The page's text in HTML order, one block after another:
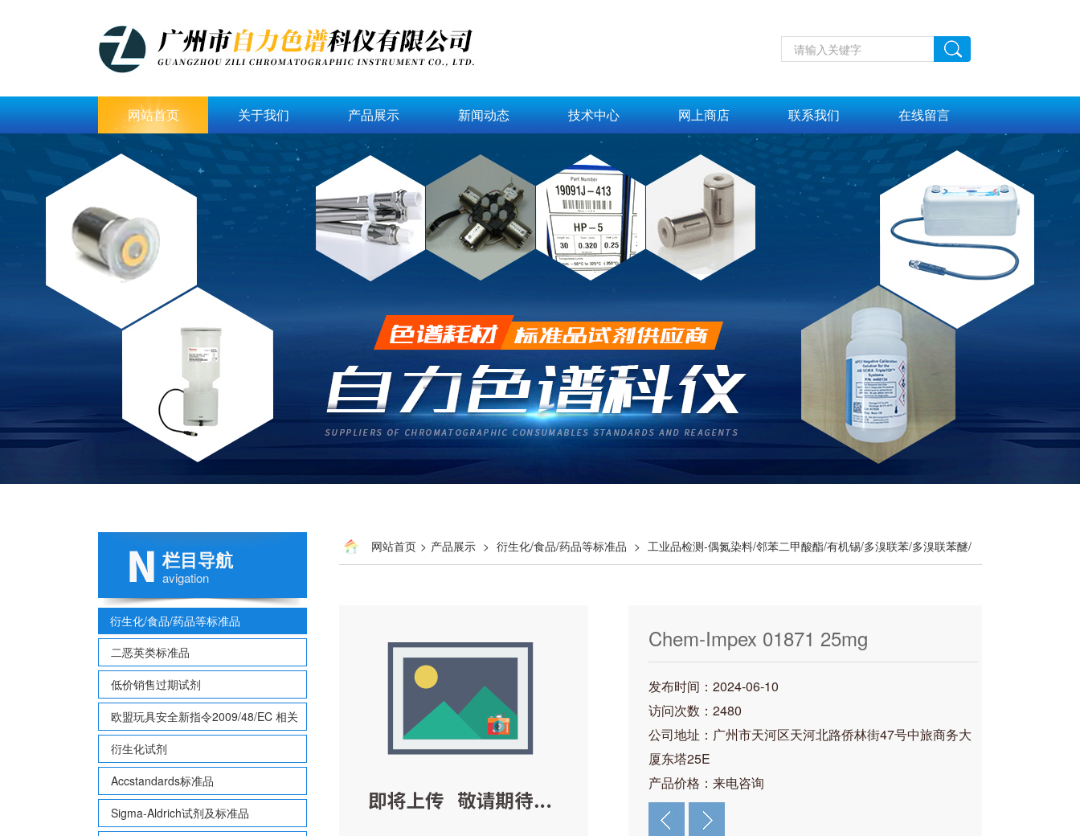
网站首页 关于我们 产品展示 新闻动态 技术中心 网上商店 联系我们 在线留言
栏目导航
avigation
衍生化/食品/药品等标准品
二恶英类标准品
低价销售过期试剂
欧盟玩具安全新指令2009/48/EC 相关
致敏性香味剂标准品
衍生化试剂
Accstandards标准品
Sigma-Aldrich试剂及标准品
网站首页 > 产品展示 > 衍生化/食品/药品等标准品 > 工业品检测-偶氮染料/邻苯二甲酸酯/有机锡/多溴联苯/多溴联苯醚/
Chem-Impex 01871 25mg
发布时间：2024-06-10
访问次数：2480
公司地址：广州市天河区天河北路侨林街47号中旅商务大
厦东塔25E
产品价格：来电咨询